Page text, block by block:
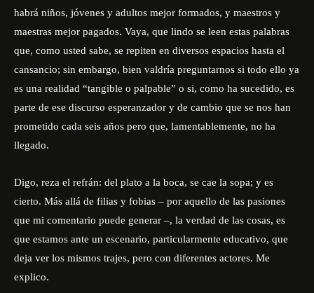
habrá niños, jóvenes y adultos mejor formados, y maestros y
maestras mejor pagados. Vaya, que lindo se leen estas palabras
que, como usted sabe, se repiten en diversos espacios hasta el
cansancio; sin embargo, bien valdría preguntarnos si todo ello ya
es una realidad “tangible o palpable” o si, como ha sucedido, es
parte de ese discurso esperanzador y de cambio que se nos han
prometido cada seis años pero que, lamentablemente, no ha
llegado.
Digo, reza el refrán: del plato a la boca, se cae la sopa; y es
cierto. Más allá de filias y fobias – por aquello de las pasiones
que mi comentario puede generar –, la verdad de las cosas, es
que estamos ante un escenario, particularmente educativo, que
deja ver los mismos trajes, pero con diferentes actores. Me
explico.